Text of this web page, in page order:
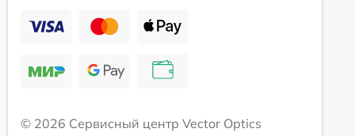
© 2026 Сервисный центр Vector Optics